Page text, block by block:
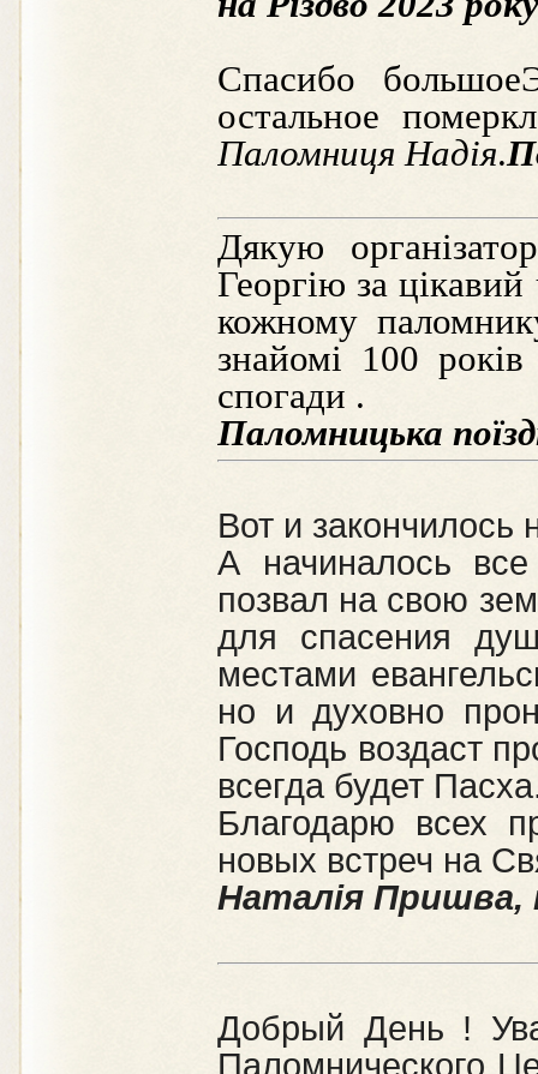
Спасибо
остальное
Паломниця Надія.
Дякую
Георгію за
кожному
знайомі 100
спогади .
Паломницька
Вот и
А начиналось
позвал на свою
для спасения
местами
но и духовно
Господь воздаст
всегда будет
Благодарю всех
новых встреч на
Наталія Пришва,
Добрый День !
Паломнического